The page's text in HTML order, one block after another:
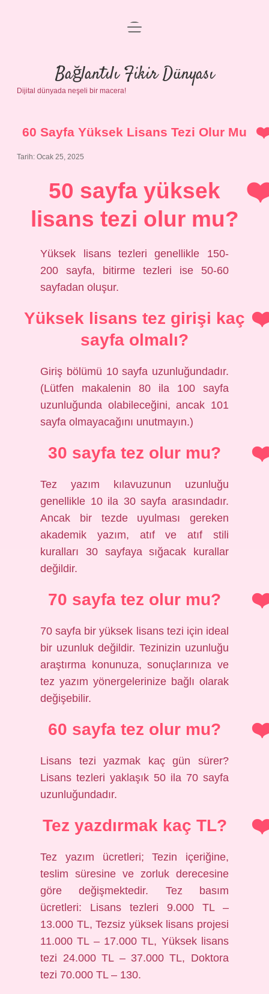
Anasayfa
Gizlilik Politikası
Yasal Uyarı
menüyü
Bağlantılı Fikir Dünyası
Dijital dünyada neşeli bir macera!
60 Sayfa Yüksek Lisans Tezi Olur Mu
Tarih: Ocak 25, 2025
50 sayfa yüksek
lisans tezi olur mu?
Yüksek lisans tezleri genellikle 150-
200 sayfa, bitirme tezleri ise 50-60
sayfadan oluşur.
Yüksek lisans tez girişi kaç
sayfa olmalı?
Giriş bölümü 10 sayfa uzunluğundadır.
(Lütfen makalenin 80 ila 100 sayfa
uzunluğunda olabileceğini, ancak 101
sayfa olmayacağını unutmayın.)
30 sayfa tez olur mu?
Tez yazım kılavuzunun uzunluğu
genellikle 10 ila 30 sayfa arasındadır.
Ancak bir tezde uyulması gereken
akademik yazım, atıf ve atıf stili
kuralları 30 sayfaya sığacak kurallar
değildir.
70 sayfa tez olur mu?
70 sayfa bir yüksek lisans tezi için ideal
bir uzunluk değildir. Tezinizin uzunluğu
araştırma konunuza, sonuçlarınıza ve
tez yazım yönergelerinize bağlı olarak
değişebilir.
60 sayfa tez olur mu?
Lisans tezi yazmak kaç gün sürer?
Lisans tezleri yaklaşık 50 ila 70 sayfa
uzunluğundadır.
Tez yazdırmak kaç TL?
Tez yazım ücretleri; Tezin içeriğine,
teslim süresine ve zorluk derecesine
göre değişmektedir. Tez basım
ücretleri: Lisans tezleri 9.000 TL –
13.000 TL, Tezsiz yüksek lisans projesi
11.000 TL – 17.000 TL, Yüksek lisans
tezi 24.000 TL – 37.000 TL, Doktora
tezi 70.000 TL – 130.